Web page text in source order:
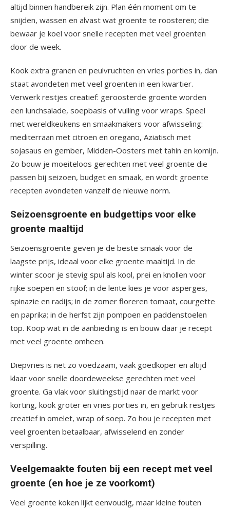
altijd binnen handbereik zijn. Plan één moment om te
snijden, wassen en alvast wat groente te roosteren; die
bewaar je koel voor snelle recepten met veel groenten
door de week.
Kook extra granen en peulvruchten en vries porties in, dan
staat avondeten met veel groenten in een kwartier.
Verwerk restjes creatief: geroosterde groente worden
een lunchsalade, soepbasis of vulling voor wraps. Speel
met wereldkeukens en smaakmakers voor afwisseling:
mediterraan met citroen en oregano, Aziatisch met
sojasaus en gember, Midden-Oosters met tahin en komijn.
Zo bouw je moeiteloos gerechten met veel groente die
passen bij seizoen, budget en smaak, en wordt groente
recepten avondeten vanzelf de nieuwe norm.
Seizoensgroente en budgettips voor elke
groente maaltijd
Seizoensgroente geven je de beste smaak voor de
laagste prijs, ideaal voor elke groente maaltijd. In de
winter scoor je stevig spul als kool, prei en knollen voor
rijke soepen en stoof; in de lente kies je voor asperges,
spinazie en radijs; in de zomer floreren tomaat, courgette
en paprika; in de herfst zijn pompoen en paddenstoelen
top. Koop wat in de aanbieding is en bouw daar je recept
met veel groente omheen.
Diepvries is net zo voedzaam, vaak goedkoper en altijd
klaar voor snelle doordeweekse gerechten met veel
groente. Ga vlak voor sluitingstijd naar de markt voor
korting, kook groter en vries porties in, en gebruik restjes
creatief in omelet, wrap of soep. Zo hou je recepten met
veel groenten betaalbaar, afwisselend en zonder
verspilling.
Veelgemaakte fouten bij een recept met veel
groente (en hoe je ze voorkomt)
Veel groente koken lijkt eenvoudig, maar kleine fouten